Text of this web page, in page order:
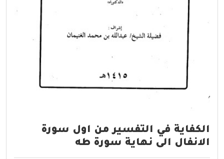
الكفاية في التفسير من اول سورة
الانفال الى نهاية سورة طه